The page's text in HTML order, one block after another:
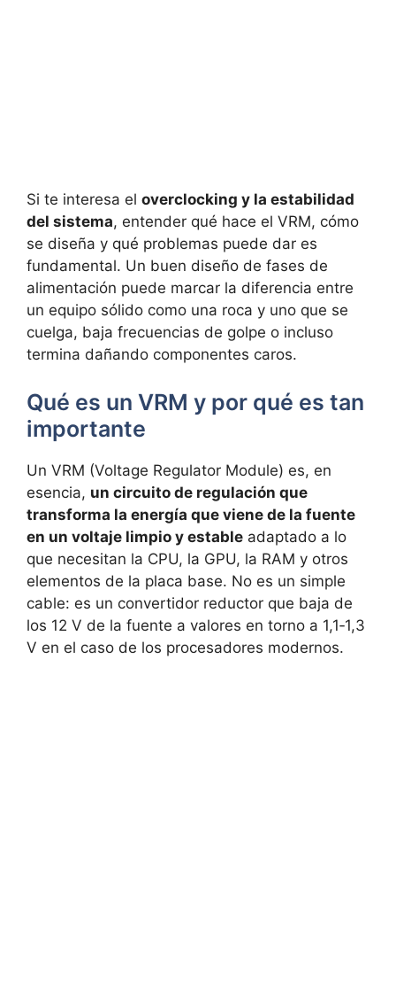
Si te interesa el overclocking y la estabilidad
del sistema, entender qué hace el VRM, cómo
se diseña y qué problemas puede dar es
fundamental. Un buen diseño de fases de
alimentación puede marcar la diferencia entre
un equipo sólido como una roca y uno que se
cuelga, baja frecuencias de golpe o incluso
termina dañando componentes caros.
Qué es un VRM y por qué es tan
importante
Un VRM (Voltage Regulator Module) es, en
esencia, un circuito de regulación que
transforma la energía que viene de la fuente
en un voltaje limpio y estable adaptado a lo
que necesitan la CPU, la GPU, la RAM y otros
elementos de la placa base. No es un simple
cable: es un convertidor reductor que baja de
los 12 V de la fuente a valores en torno a 1,1‑1,3
V en el caso de los procesadores modernos.